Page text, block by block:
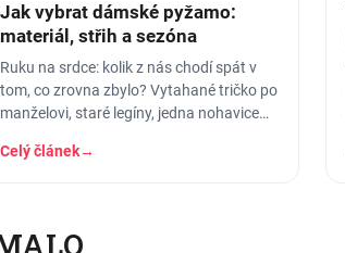
Jak vybrat dámské pyžamo:
materiál, střih a sezóna
Ruku na srdce: kolik z nás chodí spát v
tom, co zrovna zbylo? Vytahané tričko po
manželovi, staré legíny, jedna nohavice
Celý článek→